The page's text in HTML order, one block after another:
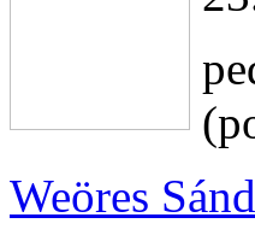
Weöres